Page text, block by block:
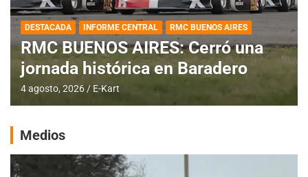
DESTACADA INFORME CENTRAL RMC BUENOS AIRES
RMC BUENOS AIRES: Cerró una
jornada histórica en Baradero
4 agosto, 2026 E-Kart
Medios